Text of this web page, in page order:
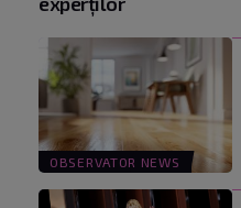
OBSERVATOR NEWS